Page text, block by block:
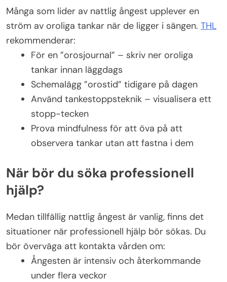
Många som lider av nattlig ångest upplever en
ström av oroliga tankar när de ligger i sängen. THL
rekommenderar:
För en ”orosjournal” – skriv ner oroliga
tankar innan läggdags
Schemalägg ”orostid” tidigare på dagen
Använd tankestoppsteknik – visualisera ett
stopp-tecken
Prova mindfulness för att öva på att
observera tankar utan att fastna i dem
När bör du söka professionell
hjälp?
Medan tillfällig nattlig ångest är vanlig, finns det
situationer när professionell hjälp bör sökas. Du
bör överväga att kontakta vården om:
Ångesten är intensiv och återkommande
under flera veckor